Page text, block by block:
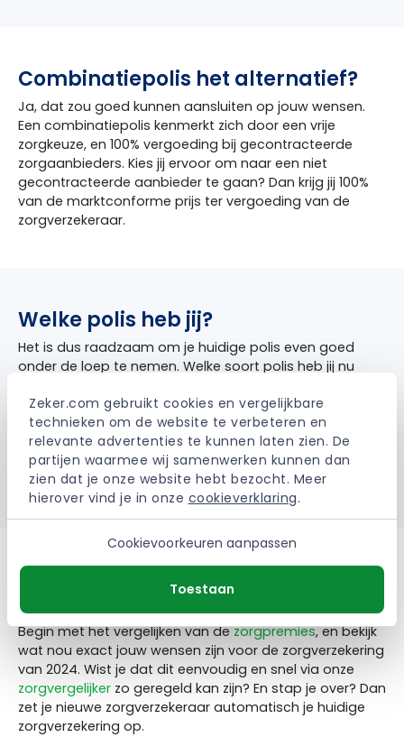
Zeker.com gebruikt cookies en vergelijkbare
technieken om de website te verbeteren en
relevante advertenties te kunnen laten zien. De
partijen waarmee wij samenwerken kunnen dan
zien dat je onze website hebt bezocht. Meer
hierover vind je in onze cookieverklaring.
Cookievoorkeuren aanpassen
Toestaan
Combinatiepolis het alternatief?
Ja, dat zou goed kunnen aansluiten op jouw wensen.
Een combinatiepolis kenmerkt zich door een vrije
zorgkeuze, en 100% vergoeding bij gecontracteerde
zorgaanbieders. Kies jij ervoor om naar een niet
gecontracteerde aanbieder te gaan? Dan krijg jij 100%
van de marktconforme prijs ter vergoeding van de
zorgverzekeraar.
Welke polis heb jij?
Het is dus raadzaam om je huidige polis even goed
onder de loep te nemen. Welke soort polis heb jij nu
het zijn dat jij veel geld betaalt voor zaken die je niet
eens gebruikt. Want ga jij naar een gecontracteerde
zorgaanbieder? Dan kan het je dus al tientallen euro’s
per maand schelen als jij een switch maakt naar een
combinatiepolis.
Wil jij weten welke polis het beste
bij je past?
Begin met het vergelijken van dezorgpremies, en bekijk
wat nou exact jouw wensen zijn voor de zorgverzekering
van 2024. Wist je dat dit eenvoudig en snel via onze
zorgvergelijker zo geregeld kan zijn? En stap je over? Dan
zet je nieuwe zorgverzekeraar automatisch je huidige
zorgverzekering op.